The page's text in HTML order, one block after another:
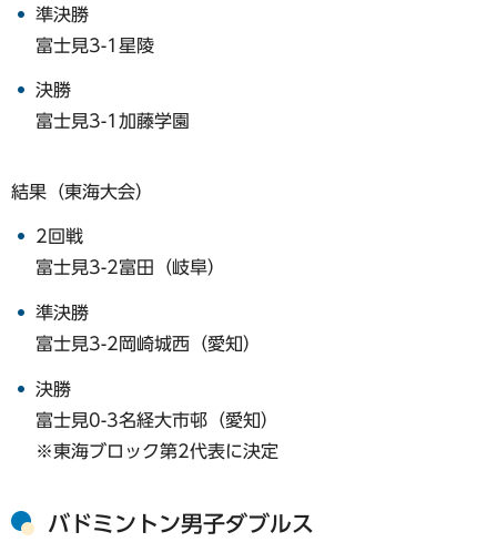
準決勝
富士見3-1星陵
決勝
富士見3-1加藤学園
結果（東海大会）
2回戦
富士見3-2富田（岐阜）
準決勝
富士見3-2岡崎城西（愛知）
決勝
富士見0-3名経大市邨（愛知）
※東海ブロック第2代表に決定
バドミントン男子ダブルス